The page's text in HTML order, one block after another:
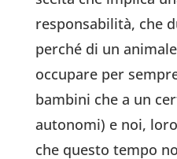
responsabilità, che
perché di un
occupare per
bambini che a un
autonomi) e noi,
che questo tempo